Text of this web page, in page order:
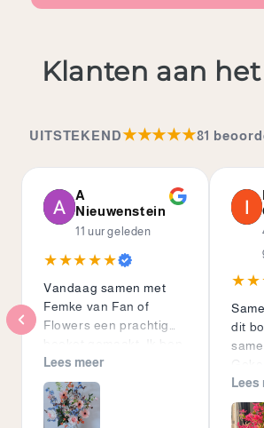
Klanten aan
UITSTEKEND★★★★★81
A
Nieuwenstein
11 uur geleden
★★★★★
Vandaag samen met
Femke van Fan of
Flowers een prachtig
boeket gemaakt. Ik ben
er superblij mee. Wij
zijn samen een uur
bezig geweest. Zij was
zéér behulpzaam en
Lees meer
dit
wil
Lees